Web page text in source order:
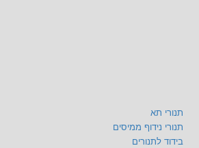
תנורי תא
תנורי נידוף ממיסים
בידוד לתנורים